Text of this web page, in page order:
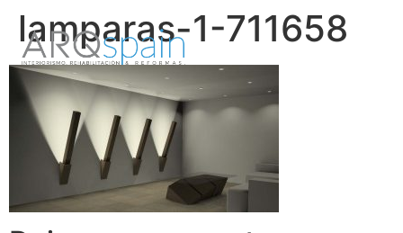
lamparas-1-711658